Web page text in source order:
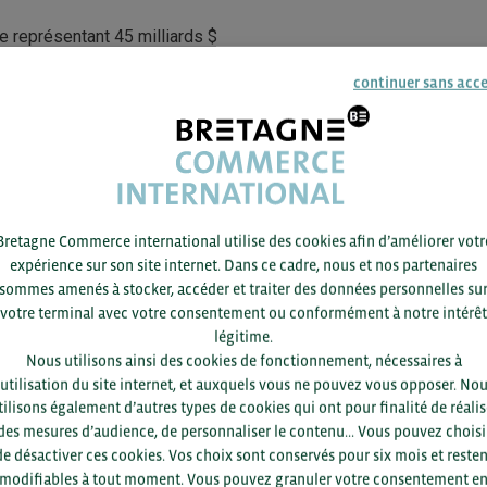
représentant 45 milliards $
d’élevage :
: très orienté export
domestique
: bovin, lait
des antibiotiques, adaptation aux normes internationales
la population agricole (moyenne d’âge 62 ans)
et d’innovation technologiques
internationales (carbone, sanitaires) “
pouvez accéder ci-dessous au replay et l’ensemble de la
continuer sans
Commerce international utilise des cookies afin d’améliorer
expérience sur son site internet. Dans ce cadre, nous et nos partenaires
sommes amenés à stocker, accéder et traiter des données personnelles sur
votre terminal avec votre consentement ou conformément à notre intérêt
légitime.
Nous utilisons ainsi des cookies de fonctionnement, nécessaires à
du site internet, et auxquels vous ne pouvez vous opposer.
également d’autres types de cookies qui ont pour finalité de
mesures d’audience, de personnaliser le contenu... Vous pouvez
désactiver ces cookies. Vos choix sont conservés pour six mois et
modifiables à tout moment. Vous pouvez granuler votre consentement en